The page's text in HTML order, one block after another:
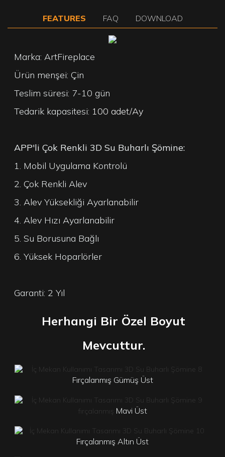
FEATURES FAQ DOWNLOAD
Marka: ArtFireplace
Ürün menşei: Çin
Teslim süresi: 7-10 gün
Tedarik kapasitesi: 100 adet/Ay
APP'li Çok Renkli 3D Su Buharlı Şömine:
1. Mobil Uygulama Kontrolü
2. Çok Renkli Alev
3. Alev Yüksekliği Ayarlanabilir
4. Alev Hızı Ayarlanabilir
5. Su Borusuna Bağlı
6. Yüksek Hoparlörler
Garanti: 2 Yıl
Herhangi Bir Özel Boyut
Mevcuttur.
Fırçalanmış Gümüş Üst
fırçalanmış Mavi Üst
Fırçalanmış Altın Üst